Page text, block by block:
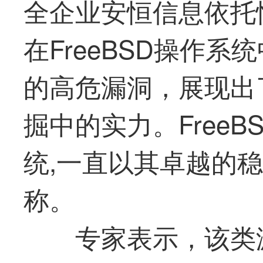
全企业安恒信息依
在FreeBSD操作系
的高危漏洞，展现
掘中的实力。
统,一直以其卓越的
称。
专家表示，该